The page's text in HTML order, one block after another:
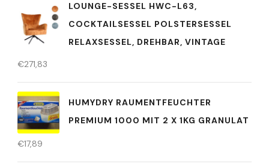
LOUNGE-SESSEL HWC-L63,
COCKTAILSESSEL POLSTERSESSEL
RELAXSESSEL, DREHBAR, VINTAGE
€271,83
HUMYDRY RAUMENTFEUCHTER
PREMIUM 1000 MIT 2 X 1KG GRANULAT
€17,89